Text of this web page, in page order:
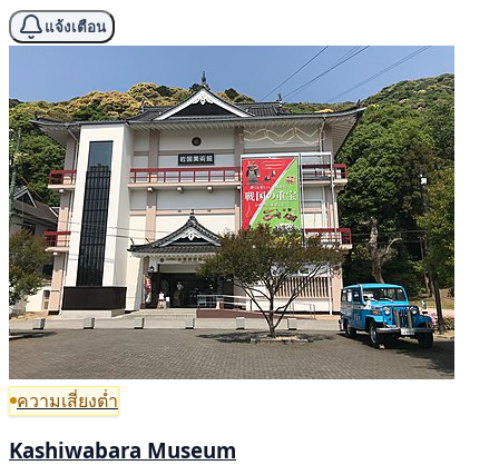
แจ้งเตือน
ความเสี่ยงต่ำ
Kashiwabara Museum